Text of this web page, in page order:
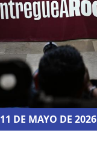
11 DE MAYO DE 2026